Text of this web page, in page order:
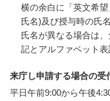
横の余白に「英文希
氏名)及び授与時の氏
氏名が異なる場合は
記とアルファベット表
来庁し申請する場合の受
平日午前9:00から午後